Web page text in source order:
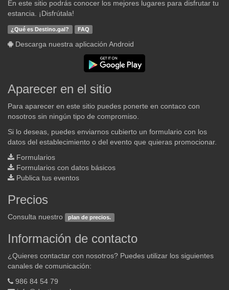
En este sitio podrás conocer los mejores lugares para disfrutar tu
estancia. ¡Disfrútala!
¿Qué es Destino.gal? FAQ
Descarga nuestra aplicación Android
Aparecer en el sitio
Para aparecer en este sitio puedes ponerte en contaco con
nosotros sin ningún tipo de compromiso.
Si lo deseas, puedes enviarnos cubierto un formulario con los
datos del establecimiento o del evento que quieras promocionar.
Formularios
Formularios con datos básicos
Publica tus eventos
Precios
Consulta nuestro plan de precios.
Información de contacto
¿Quieres contactar con nosotros? Puedes utilizar los siguientes
canales de comunicación:
986 84 54 79